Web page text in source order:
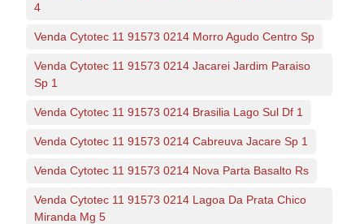
4
Venda Cytotec 11 91573 0214 Morro Agudo Centro Sp
Venda Cytotec 11 91573 0214 Jacarei Jardim Paraiso
Sp 1
Venda Cytotec 11 91573 0214 Brasilia Lago Sul Df 1
Venda Cytotec 11 91573 0214 Cabreuva Jacare Sp 1
Venda Cytotec 11 91573 0214 Nova Parta Basalto Rs
Venda Cytotec 11 91573 0214 Lagoa Da Prata Chico
Miranda Mg 5